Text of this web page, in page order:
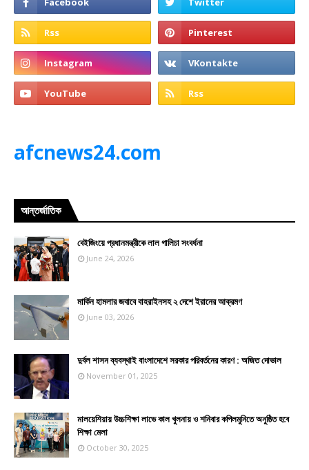
afcnews24.com
আন্তর্জাতিক
বেইজিংয়ে প্রধানমন্ত্রীকে লাল গালিচা সংবর্ধনা
June 24, 2026
মার্কিন হামলার জবাবে বাহরাইনসহ ২ দেশে ইরানের আক্রমণ
June 03, 2026
দুর্বল শাসন ব্যবস্থাই বাংলাদেশে সরকার পরিবর্তনের কারণ : অজিত দোভাল
November 01, 2025
মালয়েশিয়ায় উচ্চশিক্ষা লাভে কাল খুলনায় ও শনিবার কপিলমুনিতে অনুষ্ঠিত হবে
শিক্ষা মেলা
October 30, 2025